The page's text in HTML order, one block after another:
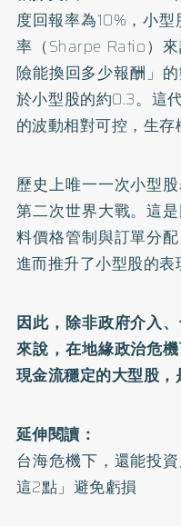
度回報率為10%，小
率（Sharpe Ratio）
險能換回多少報酬」
於小型股的約0.3。這
的波動相對可控，生存
歷史上唯一一次小型
第二次世界大戰。這
料價格管制與訂單分
進而推升了小型股的表
因此，除非政府介入
來說，在地緣政治危
現金流穩定的大型股，
延伸閱讀：
台海危機下，還能投
這2點」避免虧損